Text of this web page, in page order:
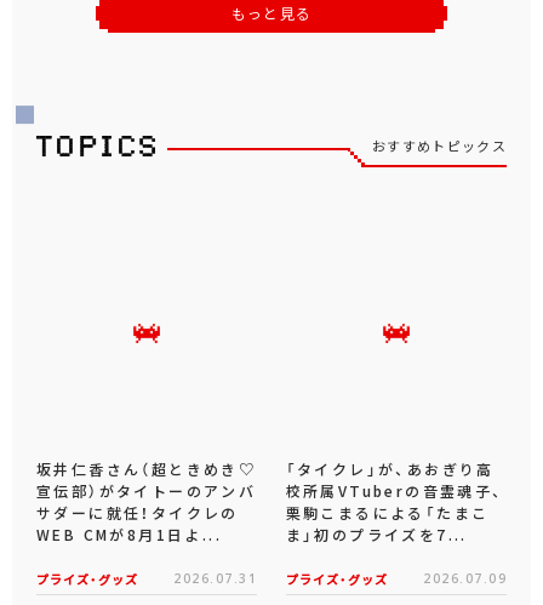
もっと見る
おすすめトピックス
坂井仁香さん（超ときめき♡
宣伝部）がタイトーのアンバ
サダーに就任！タイクレの
WEB CMが8月1日よ...
プライズ・グッズ 2026.07.31
「タイクレ」が、あおぎり高
校所属VTuberの音霊魂子、
栗駒こまるによる「たまこ
ま」初のプライズを7...
プライズ・グッズ 2026.07.09